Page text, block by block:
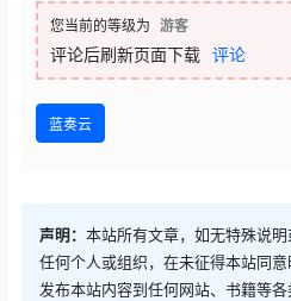
您当前的等级为 游客
评论后刷新页面下载 评论
蓝奏云
声明： 本站所有文章，如无特殊说明
任何个人或组织，在未征得本站同意
发布本站内容到任何网站、书籍等